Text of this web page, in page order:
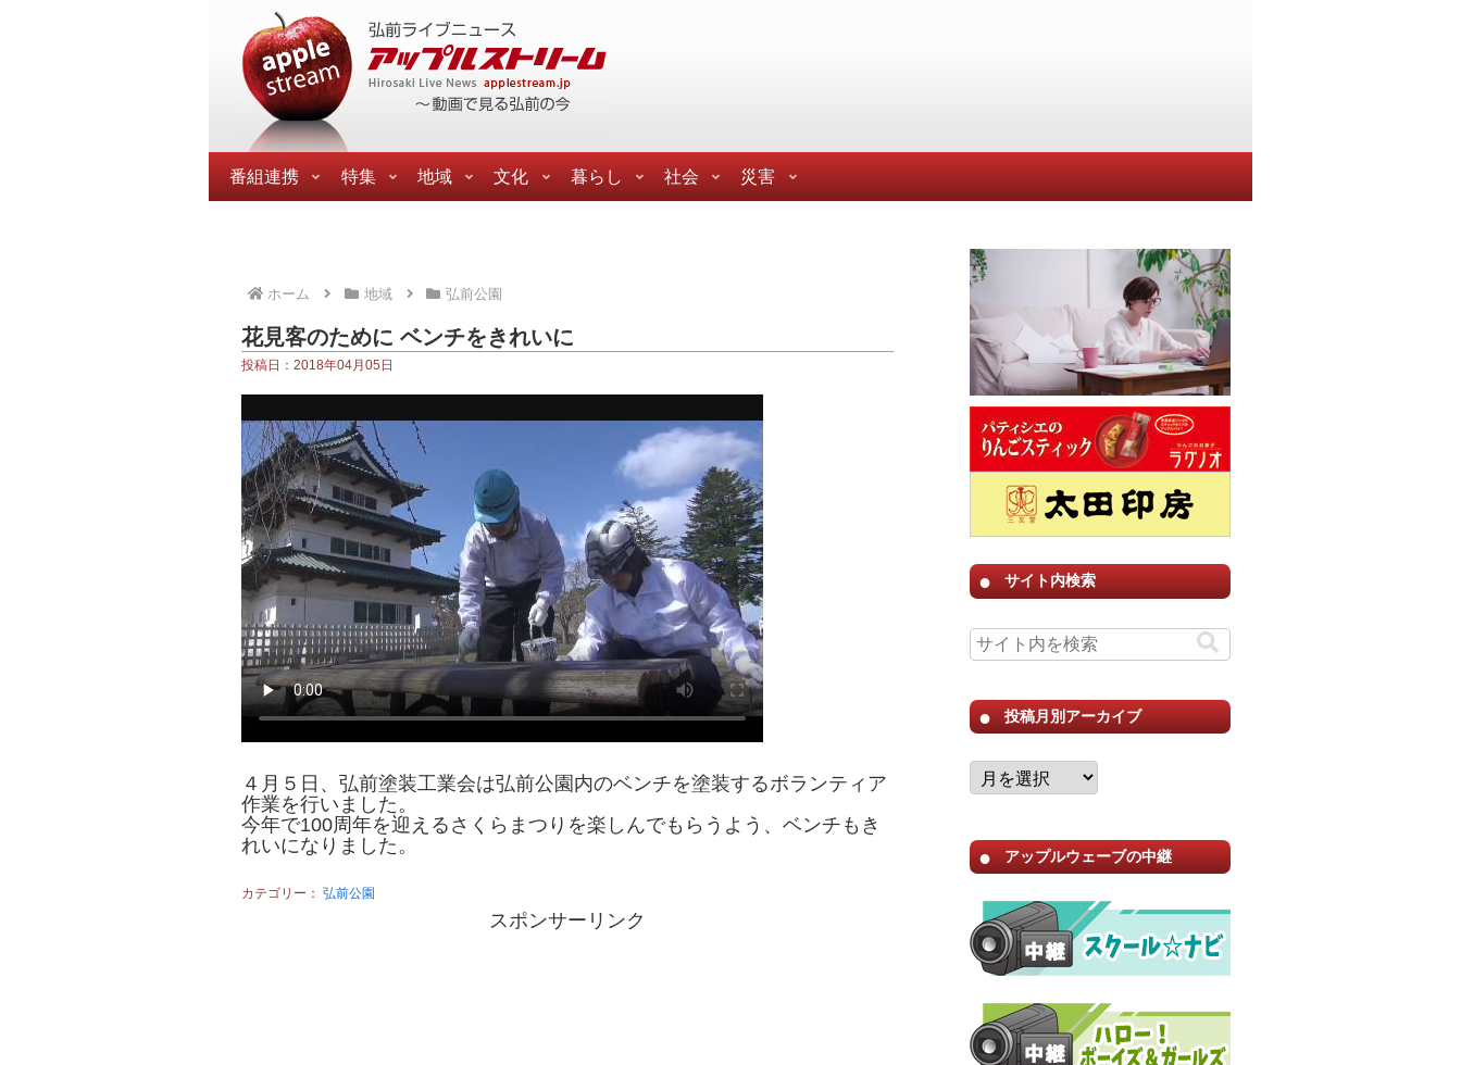
番組連携 特集 地域 文化 暮らし 社会 災害
ホーム 地域 弘前公園
花見客のために ベンチをきれいに
投稿日：2018年04月05日
４月５日、弘前塗装工業会は弘前公園内のベンチを塗装するボランティア
作業を行いました。
今年で100周年を迎えるさくらまつりを楽しんでもらうよう、ベンチもき
れいになりました。
カテゴリー： 弘前公園
スポンサーリンク
サイト内検索
投稿月別アーカイブ
アップルウェーブの中継